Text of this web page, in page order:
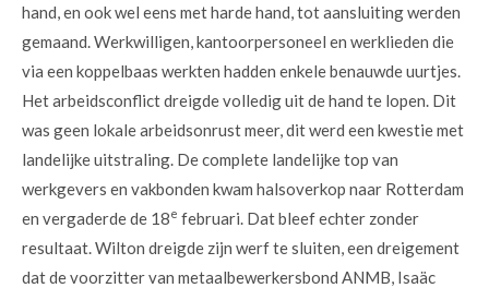
hand, en ook wel eens met harde hand, tot aansluiting werden
gemaand. Werkwilligen, kantoorpersoneel en werklieden die
via een koppelbaas werkten hadden enkele benauwde uurtjes.
Het arbeidsconflict dreigde volledig uit de hand te lopen. Dit
was geen lokale arbeidsonrust meer, dit werd een kwestie met
landelijke uitstraling. De complete landelijke top van
werkgevers en vakbonden kwam halsoverkop naar Rotterdam
en vergaderde de 18e februari. Dat bleef echter zonder
resultaat. Wilton dreigde zijn werf te sluiten, een dreigement
dat de voorzitter van metaalbewerkersbond ANMB, Isaäc